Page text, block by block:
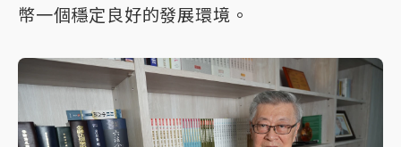
幣一個穩定良好的發展環境。